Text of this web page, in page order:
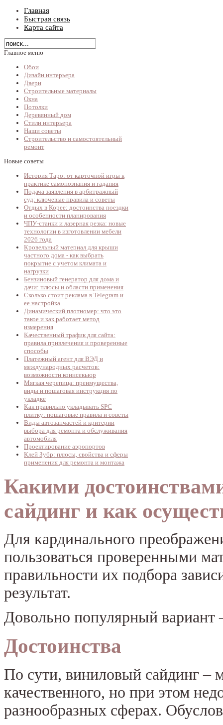
Главная
Быстрая связь
Карта сайта
Главное меню
Обои
Дизайн интерьера
Двери
Строительные материалы
Окна
Потолки
Деревянный дом
Стили интерьера
Наши советы
Строительство и самостоятельный
ремонт
Новые советы
История Таро: от карточной игры к
практике самопознания и гадания
Подача заявления в арбитражный
суд: ключевые правила и советы
Отдых в Корее: достоинства поездки
и особенности планирования
ЧПУ-станки и лазерная резка: новые
технологии в изготовлении мебели
2026 года
Кровельный материал для крыши
частного дома - как выбрать
покрытие с учетом климата и
нагрузки
Бензиновый генератор для дома и
дачи: плюсы и области применения
Сколько стоит реклама в Telegram и
ее настройка
Динамический плотномер: что это
такое и как работает метод
измерения
Качественный трафик для сайта:
правила привлечения и проверенные
способы
Платежный агент для ВЭД и
международных расчетов:
возможности коинсекьюр
Мягкая черепица: преимущества,
виды и пошаговая инструкция по
укладке
Как правильно укладывать SPC
плитку: пошаговые правила и советы
Виды автозапчастей и критерии
выбора для ремонта и обслуживания
автомобиля
Проектирование аэропортов
Клей Зубр: плюсы, свойства и сферы
применения для ремонта и монтажа
Какими
сайдинг и как
Для кардинального
пользоваться проверенными
правильности их подбора
результат.
Довольно популярный вариант
Достоинства
По сути, виниловый сайдинг –
качественного, но при этом
разнообразных сферах.